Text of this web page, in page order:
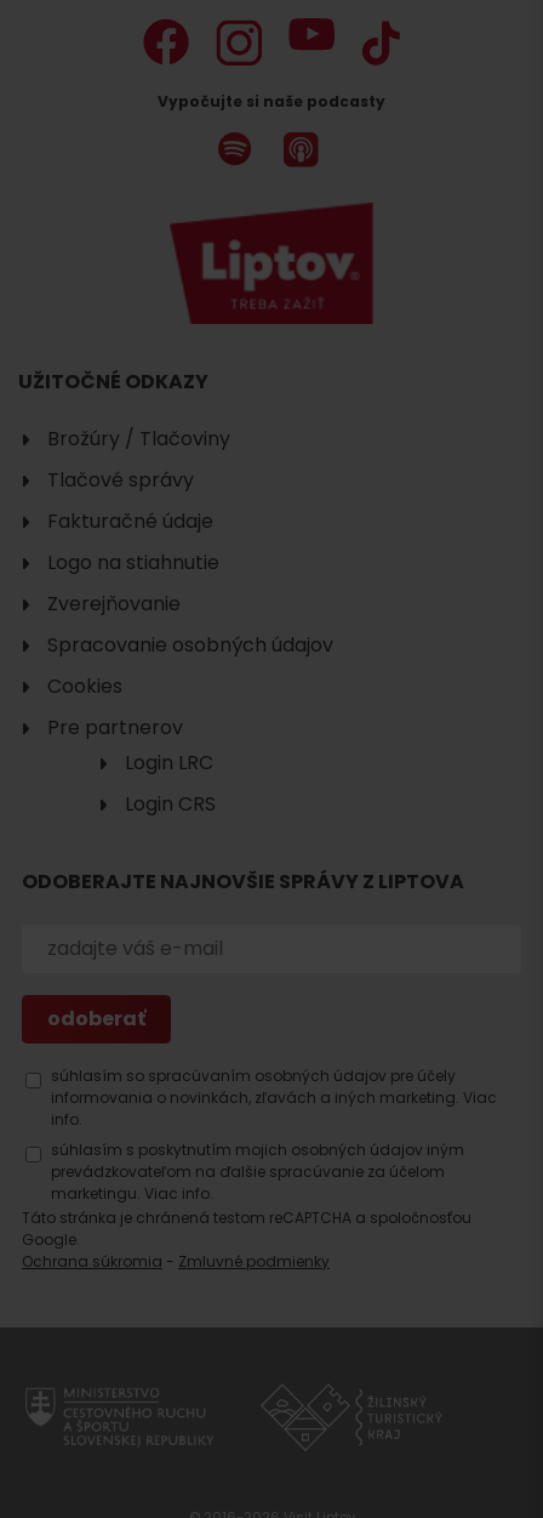
ubytovanie
Vypočujte si naše podcasty
UŽITOČNÉ ODKAZY
Brožúry / Tlačoviny
Tlačové správy
Fakturačné údaje
Logo na stiahnutie
Zverejňovanie
Spracovanie osobných údajov
Cookies
Pre partnerov
Login LRC
Login CRS
ODOBERAJTE NAJNOVŠIE SPRÁVY Z LIPTOVA
súhlasím so spracúvaním osobných údajov pre účely
informovania o novinkách, zľavách a iných marketing. Viac
info.
súhlasím s poskytnutím mojich osobných údajov iným
prevádzkovateľom na ďalšie spracúvanie za účelom
marketingu. Viac info.
Táto stránka je chránená testom reCAPTCHA a spoločnosťou
Google.
Ochrana súkromia - Zmluvné podmienky